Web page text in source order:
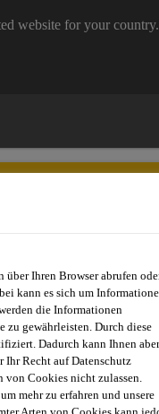
website for your country.
Sika Apps
(FM) Sika®
über Ihren Browser abrufen
kann es sich um
die Informationen
zu gewährleisten. Durch diese
Dadurch kann Ihnen aber
Ihr Recht auf Datenschutz
von Cookies nicht zulassen.
mehr zu erfahren und unsere